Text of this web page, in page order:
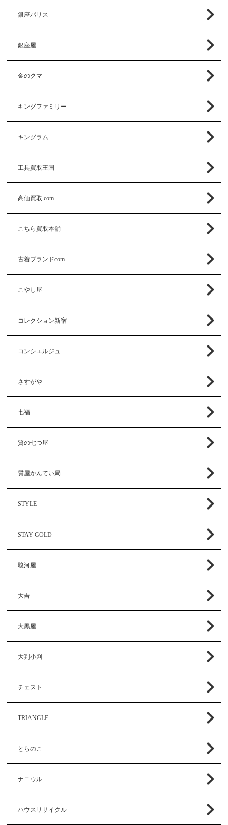
銀座パリス
銀座屋
金のクマ
キングファミリー
キングラム
工具買取王国
高価買取.com
こちら買取本舗
古着ブランドcom
こやし屋
コレクション新宿
コンシエルジュ
さすがや
七福
質の七つ屋
質屋かんてい局
STYLE
STAY GOLD
駿河屋
大吉
大黒屋
大判小判
チェスト
TRIANGLE
とらのこ
ナニウル
ハウスリサイクル